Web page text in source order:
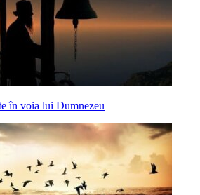
în voia lui Dumnezeu